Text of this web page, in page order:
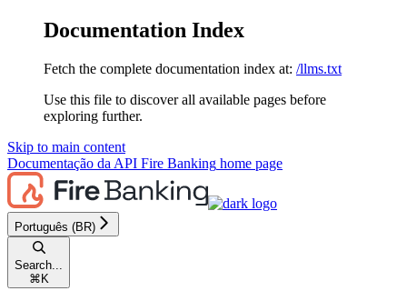
Documentation Index
Fetch the complete documentation index at: /llms.txt
Use this file to discover all available pages before
exploring further.
Skip to main content
Documentação da API Fire Banking home page
Português (BR)
Search...
⌘ K